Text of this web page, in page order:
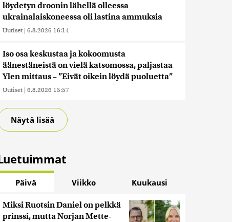
löydetyn droonin lähellä olleessa
ukrainalaiskoneessa oli lastina ammuksia
Uutiset | 6.8.2026 16:14
Iso osa keskustaa ja kokoomusta
äänestäneistä on vielä katsomossa, paljastaa
Ylen mittaus – ”Eivät oikein löydä puoluetta”
Uutiset | 6.8.2026 15:57
Näytä lisää
Päivä Viikko Kuukausi
Miksi Ruotsin Daniel on pelkkä
prinssi, mutta Norjan Mette-